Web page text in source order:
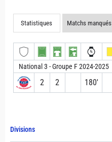
Divisions
Statistiques Matchs manqués
National 3 - Groupe F 2024-2025
2 2 180′